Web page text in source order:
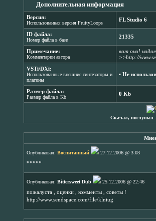
Дополнительная информация
Версия:
Использованная версия FruityLoops
FL Studio 6
ID файла:
Номер файла в базе
21335
Примечание:
Комментарии автора
вот оно!
>>http://
VSTi/DXi:
Использованные внешние синтезаторы и
плагины
▪ Не
Размер файла:
Размер файла в Kb
0 Kb
Скачал, послушал
Опубликовал: Воспитанный
27.12.2006 @ 3:03
*****
Опубликовал: Bittersweet Dub
25.12.2006 @ 22:46
пожалуста , оценки , комменты , советы !
http://www.sendspace.com/file/klniug